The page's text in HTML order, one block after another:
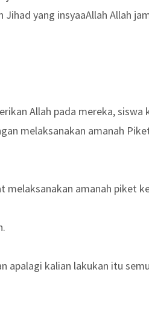
yang insyaaAllah Allah
Allah pada mereka, siswa
melaksanakan amanah
melaksanakan amanah piket
apalagi kalian lakukan itu